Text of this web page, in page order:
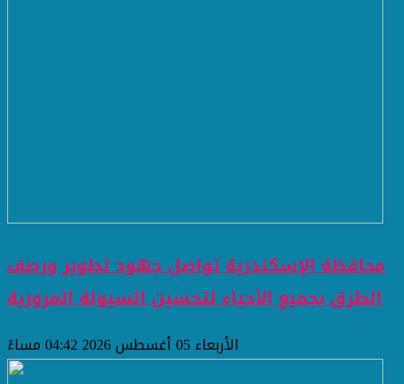
محافظة الإسكندرية تواصل جهود تطوير ورصف
الطرق بجميع الأحياء لتحسين السيولة المرورية
الأربعاء 05 أغسطس 2026 04:42 مساءً